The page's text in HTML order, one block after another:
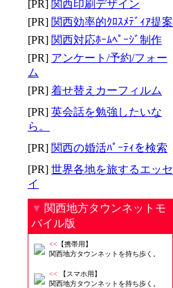
[PR] 関西印刷デザイン
[PR] 関西効率的ｸﾛｽﾒﾃﾞｨｱ提案
[PR] 関西対応ﾎｰﾑﾍﾟｰｼﾞ制作
[PR] アンケート/予約/フォー
ム
[PR] 着せ替えカーフィルム
[PR] 英会話を勉強したいな
ら。
[PR] 関西の婚活ﾊﾟｰﾃｨを検索
[PR] 世界各地を旅するエッセ
イ
▼ 関西地方タウンネットモ
バイル版
<< 【携帯用】
関西地方タウンネットを持ち歩く。
<< 【スマホ用】
関西地方タウンネットを持ち歩く。